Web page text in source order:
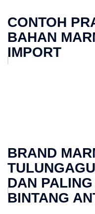
CONTOH
BAHAN
IMPORT
BRAND
DAN
BINTANG